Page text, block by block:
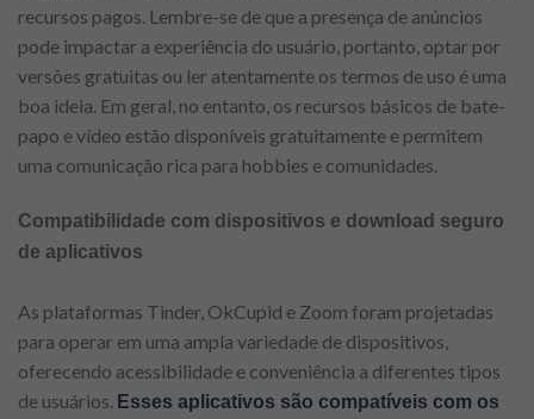
recursos pagos. Lembre-se de que a presença de anúncios
pode impactar a experiência do usuário, portanto, optar por
versões gratuitas ou ler atentamente os termos de uso é uma
boa ideia. Em geral, no entanto, os recursos básicos de bate-
papo e vídeo estão disponíveis gratuitamente e permitem
uma comunicação rica para hobbies e comunidades.
Compatibilidade com dispositivos e download seguro
de aplicativos
As plataformas Tinder, OkCupid e Zoom foram projetadas
para operar em uma ampla variedade de dispositivos,
oferecendo acessibilidade e conveniência a diferentes tipos
de usuários. Esses aplicativos são compatíveis com os